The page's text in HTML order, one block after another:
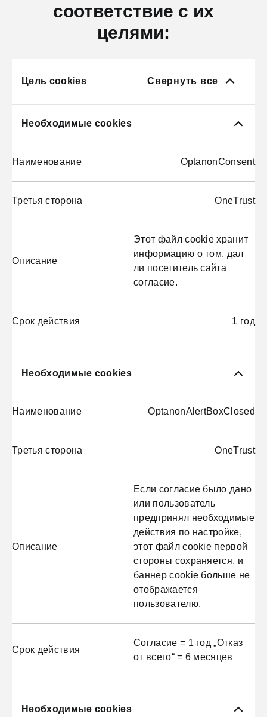
соответствие с их
целями:
Цель cookies Свернуть все
Необходимые cookies
Наименование OptanonConsent
Третья сторона OneTrust
Описание
Этот файл cookie хранит
информацию о том, дал
ли посетитель сайта
согласие.
Срок действия 1 год
Необходимые cookies
Наименование OptanonAlertBoxClosed
Третья сторона OneTrust
Описание
Если согласие было дано
или пользователь
предпринял необходимые
действия по настройке,
этот файл cookie первой
стороны сохраняется, и
баннер cookie больше не
отображается
пользователю.
Срок действия
Согласие = 1 год „Отказ
от всего“ = 6 месяцев
Необходимые cookies